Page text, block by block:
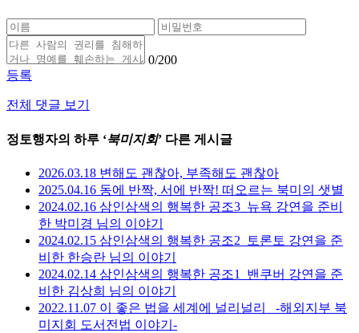
0/200
등록
전체 댓글 보기
정토행자의 하루 ‘북미지회’ 다른 게시글
2026.03.18 변해도 괜찮아, 부족해도 괜찮아
2025.04.16 동에 반짝, 서에 반짝! 떠오르는 북미의 샛별
2024.02.16 삼인삼색의 행복한 공조3_뉴욕 강연을 준비
한 박미경 님의 이야기
2024.02.15 삼인삼색의 행복한 공조2_토론토 강연을 준
비한 한승란 님의 이야기
2024.02.14 삼인삼색의 행복한 공조1_밴쿠버 강연을 준
비한 김상희 님의 이야기
2022.11.07 이 좋은 법을 세계에 널리널리_ -해외지부 북
미지회 도서전법 이야기-